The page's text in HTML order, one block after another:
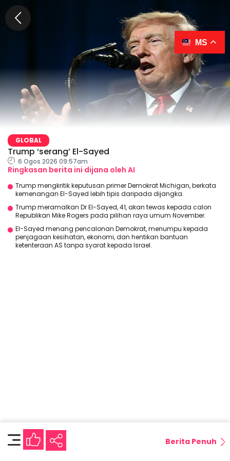
GLOBAL
Trump ‘serang’ El-Sayed
6 Ogos 2026 09:57am
Ringkasan berita ini dijana oleh AI
Trump mengkritik keputusan primer Demokrat Michigan, berkata
kemenangan El-Sayed lebih tipis daripada dijangka.
Trump meramalkan Dr El-Sayed, 41, akan tewas kepada calon
Republikan Mike Rogers pada pilihan raya umum November.
El-Sayed menang pencalonan Demokrat, menumpu kepada
penjagaan kesihatan, ekonomi, dan hentikan bantuan
ketenteraan AS tanpa syarat kepada Israel.
Berita Penuh
MS